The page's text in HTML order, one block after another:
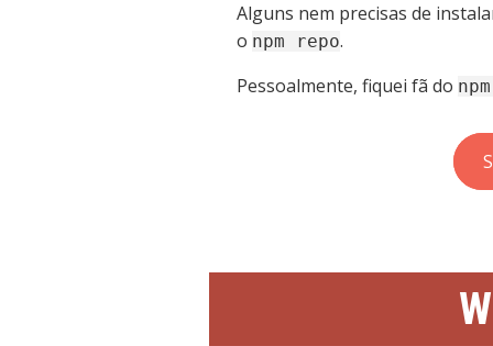
Alguns nem precisas de
o npm repo.
Pessoalmente, fiquei fã do